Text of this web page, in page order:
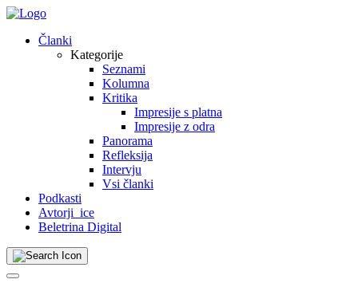
Skip
contentČlanki
Kategorije
Seznami
Kolumna
Kritika
Impresije s platna
Impresije z odra
Panorama
Refleksija
Intervju
Vsi članki
Podkasti
Avtorji_ice
Beletrina Digital